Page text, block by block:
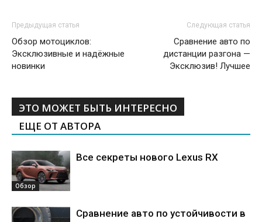
Предыдущая статья
Обзор мотоциклов:
Эксклюзивные и надёжные
новинки
Следующая статья
Сравнение авто по
дистанции разгона —
Эксклюзив! Лучшее
ЭТО МОЖЕТ БЫТЬ ИНТЕРЕСНО
ЕЩЕ ОТ АВТОРА
Обзор
Все секреты нового Lexus RX
Сравнение авто по устойчивости в